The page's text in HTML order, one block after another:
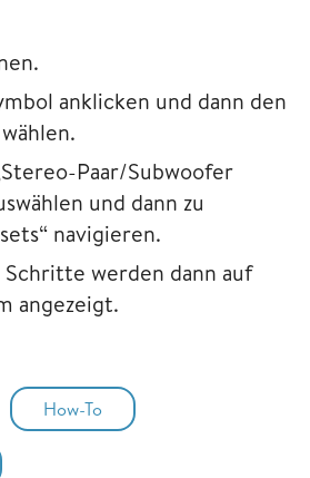
anklicken und dann den
Paar/Subwoofer
und dann zu
navigieren.
werden dann auf
angezeigt.
How-To